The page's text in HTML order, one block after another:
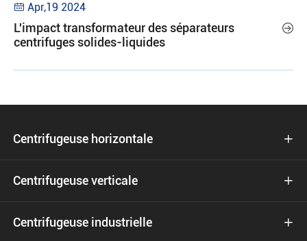
 Apr,19 2024
L'impact transformateur des séparateurs
centrifuges solides-liquides

Centrifugeuse horizontale 
Centrifugeuse verticale 
Centrifugeuse industrielle 